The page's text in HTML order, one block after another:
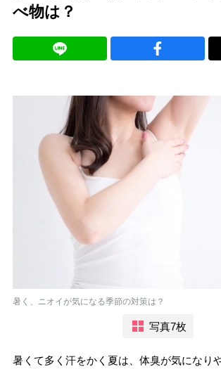
べ物は？
暑く、ニオイが気になる季節の対策は？
写真7枚
暑くて多く汗をかく夏は、体臭が気になり